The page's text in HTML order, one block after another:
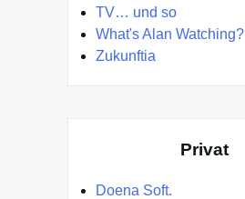
TV… und so
What's Alan Watching?
Zukunftia
Privat
Doena Soft.